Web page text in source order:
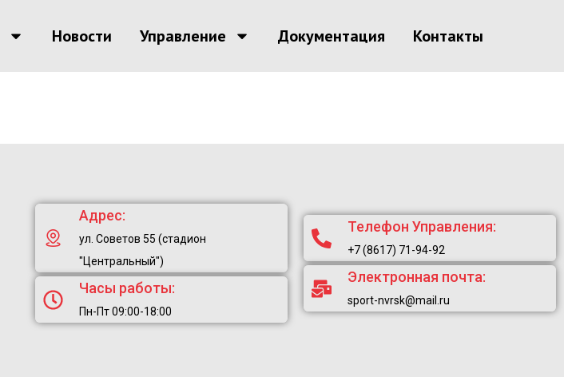
Новости Управление Документация Контакты
Адрес:
ул. Советов 55 (стадион
"Центральный")
Часы работы:
Пн-Пт 09:00-18:00
Телефон Управления:
+7 (8617) 71-94-92
Электронная почта:
sport-nvrsk@mail.ru